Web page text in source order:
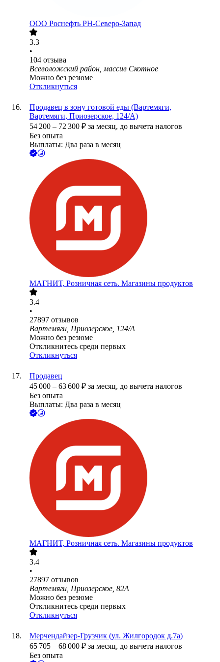
ООО Роснефть РН-Северо-Запад
3.3
•
104 отзыва
Всеволожский район, массив Скотное
Можно без резюме
Откликнуться
Продавец в зону готовой еды (Вартемяги,
Вартемяги, Приозерское, 124/А)
54 200 – 72 300 ₽ за месяц, до вычета налогов
Без опыта
Выплаты: Два раза в месяц
МАГНИТ, Розничная сеть. Магазины продуктов
3.4
•
27897 отзывов
Вартемяги, Приозерское, 124/А
Можно без резюме
Откликнитесь среди первых
Откликнуться
Продавец
45 000 – 63 600 ₽ за месяц, до вычета налогов
Без опыта
Выплаты: Два раза в месяц
МАГНИТ, Розничная сеть. Магазины продуктов
3.4
•
27897 отзывов
Вартемяги, Приозерское, 82А
Можно без резюме
Откликнитесь среди первых
Откликнуться
Мерчендайзер-Грузчик (ул. Жилгородок д.7а)
65 705 – 68 000 ₽ за месяц, до вычета налогов
Без опыта